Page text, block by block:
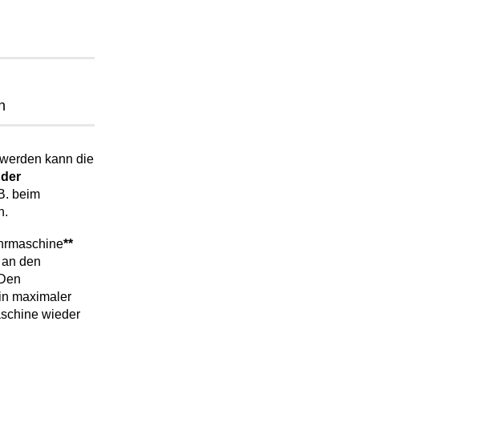
kann die
beim
**
den
maximaler
wieder